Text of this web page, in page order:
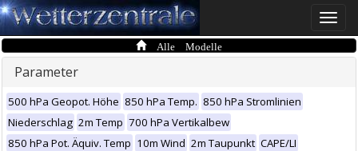
Toggle
Alle Modelle
Parameter
500 hPa Geopot. Höhe 850 hPa Temp. 850 hPa Stromlinien
Niederschlag 2m Temp 700 hPa Vertikalbew
850 hPa Pot. Äquiv. Temp 10m Wind 2m Taupunkt CAPE/LI